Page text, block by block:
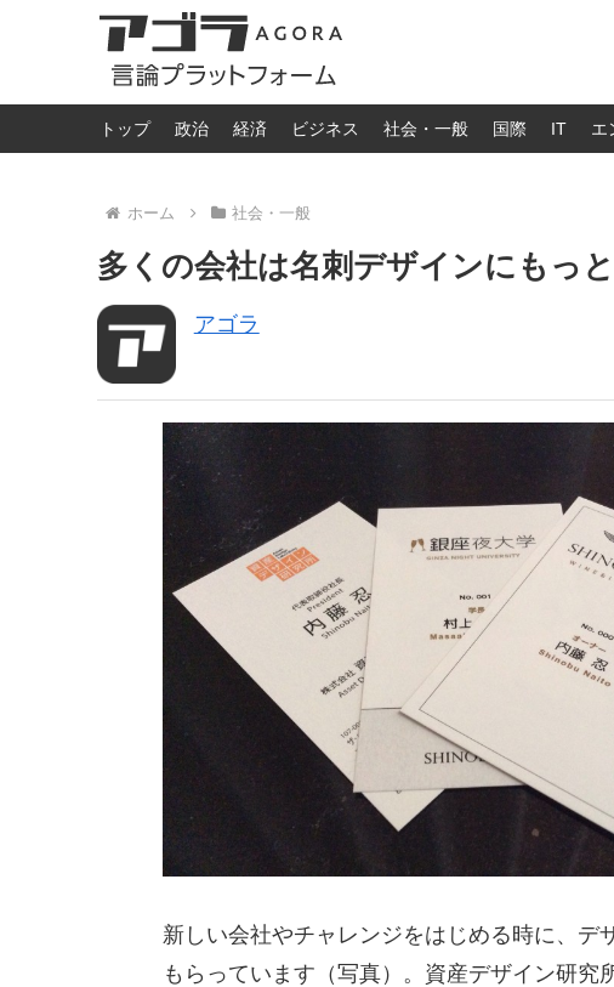
トップ 政治 経済 ビジネス 社会・一般 国際 IT エ
ホーム 社会・一般
多くの会社は名刺デザインにもっ
アゴラ
新しい会社やチャレンジをはじめる時に、デ
もらっています（写真）。資産デザイン研